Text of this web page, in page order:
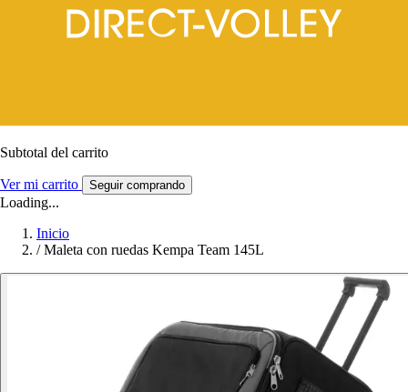
Subtotal del carrito
Ver mi carrito Seguir comprando
Loading...
Inicio
/ Maleta con ruedas Kempa Team 145L